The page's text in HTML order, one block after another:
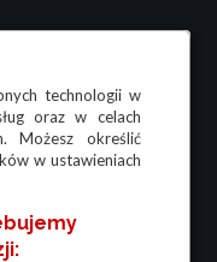
technologii w
oraz w celach
Możesz określić
w ustawieniach